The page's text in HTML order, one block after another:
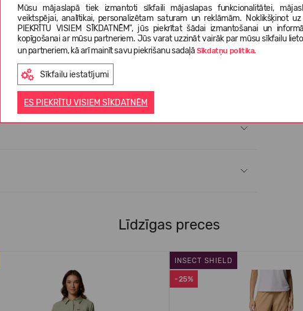
Mūsu mājaslapā tiek izmantoti sīkfaili mājaslapas funkcionalitātei,
veiktspējai, analītikai, personalizētam saturam un reklāmām. Noklikšķinot
PIEKRĪTU VISIEM SĪKDATNĒM", jūs piekrītat šādai izmantošanai un
kopīgošanai ar mūsu partneriem. Jūs varat uzzināt vairāk par mūsu sīkfailu
un partneriem, kā arī mainīt savu piekrišanu sadaļāSīkdatņu politika.
Sīkfailu iestatījumi
ES PIEKRĪTU VISIEM SĪKDATNĒM
Līdzīgas preces
-25%
INSECT SHIELD